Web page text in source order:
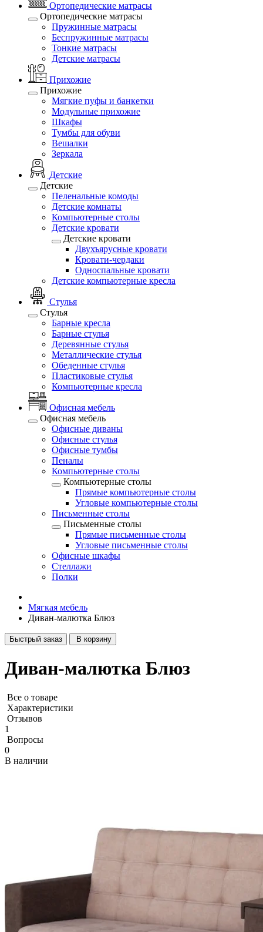
Ортопедические матрасы
Ортопедические матрасы
Пружинные матрасы
Беспружинные матрасы
Тонкие матрасы
Детские матрасы
Прихожие
Прихожие
Мягкие пуфы и банкетки
Модульные прихожие
Шкафы
Тумбы для обуви
Вешалки
Зеркала
Детские
Детские
Пеленальные комоды
Детские комнаты
Компьютерные столы
Детские кровати
Детские кровати
Двухъярусные кровати
Кровати-чердаки
Односпальные кровати
Детские компьютерные кресла
Стулья
Стулья
Барные кресла
Барные стулья
Деревянные стулья
Металлические стулья
Обеденные стулья
Пластиковые стулья
Компьютерные кресла
Офисная мебель
Офисная мебель
Офисные диваны
Офисные стулья
Офисные тумбы
Пеналы
Компьютерные столы
Компьютерные столы
Прямые компьютерные столы
Угловые компьютерные столы
Письменные столы
Письменные столы
Прямые письменные столы
Угловые письменные столы
Офисные шкафы
Стеллажи
Полки
Мягкая мебель
Диван-малютка Блюз
Быстрый заказ В корзину
Диван-малютка Блюз
Все о товаре
Характеристики
Отзывов
1
Вопросы
0
В наличии